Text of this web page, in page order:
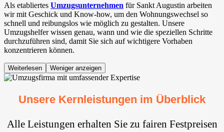
Als etabliertes Umzugsunternehmen für Sankt Augustin arbeiten
wir mit Geschick und Know-how, um den Wohnungswechsel so
schnell und reibungslos wie möglich zu gestalten. Unsere
Umzugshelfer wissen genau, wann und wie die speziellen Schritte
durchzuführen sind, damit Sie sich auf wichtigere Vorhaben
konzentrieren können.
Weiterlesen Weniger anzeigen
Unsere Kernleistungen im Überblick
Alle Leistungen erhalten Sie zu fairen Festpreisen